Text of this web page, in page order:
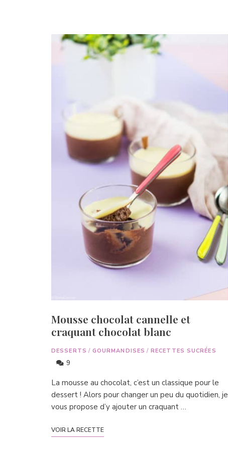
Mousse chocolat cannelle et
craquant chocolat blanc
DESSERTS / GOURMANDISES / RECETTES SUCRÉES
9
La mousse au chocolat, c’est un classique pour le
dessert ! Alors pour changer un peu du quotidien, je
vous propose d’y ajouter un craquant …
VOIR LA RECETTE